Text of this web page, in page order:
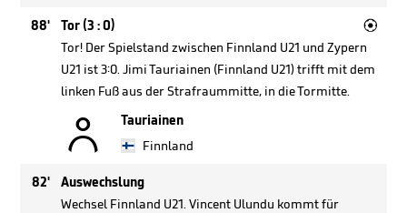
88' Tor (3 : 0) 
Tor! Der Spielstand zwischen Finnland U21 und Zypern
U21 ist 3:0. Jimi Tauriainen (Finnland U21) trifft mit dem
linken Fuß aus der Strafraummitte, in die Tormitte.

Tauriainen
Finnland
82'
Auswechslung
Wechsel Finnland U21. Vincent Ulundu kommt für